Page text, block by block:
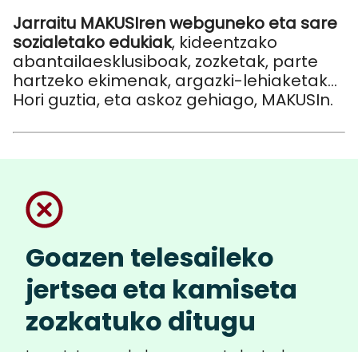
Jarraitu MAKUSIren webguneko eta sare
sozialetako edukiak, kideentzako
abantailaesklusiboak, zozketak, parte
hartzeko ekimenak, argazki-lehiaketak...
Hori guztia, eta askoz gehiago, MAKUSIn.
Goazen telesaileko
jertsea eta kamiseta
zozkatuko ditugu